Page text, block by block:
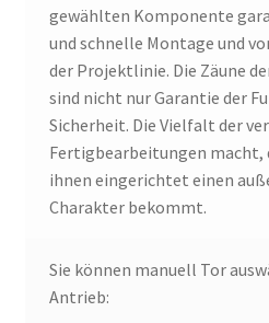
gewählten Komponente
und schnelle Montage und
der Projektlinie. Die Zäune
sind nicht nur Garantie der
Sicherheit. Die Vielfalt der
Fertigbearbeitungen macht,
ihnen eingerichtet einen
Charakter bekommt.
Sie können manuell Tor
Antrieb: